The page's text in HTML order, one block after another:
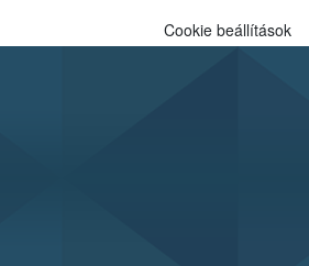
Cookie beállítások